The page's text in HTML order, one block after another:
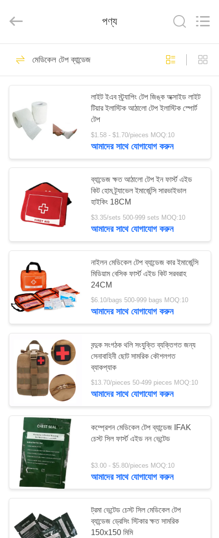
পণ্য
আমাদের
সম্বন্ধে
কারখানা
গুণমান
নিয়ন্ত্রণ
আমাদের
সাথে
যোগাযোগ
খবর
মামলা
একটি
উদ্ধৃতি
অনুরোধ
করুন
সাইট
ম্যাপ
গোপনীয়তা
নীতি
Co.,
Reserved.
ভ্রমণ ফার্স্ট এইড কিট
138
পোর্টেবল ফার্স্ট এইড কিট
77
কৌশলগত প্রাথমিক চিকিৎসা
কিট
45
পিল ডিসপেনসার বক্স
প্রাথমিক চিকিৎসা সরঞ্জাম
সরবরাহ
পণ্য
মেডিকেল টেপ ব্যান্ডেজ
লাইট ইএব স্ট্র্যাপিং টেপ জিঙ্ক অক্সাইড লাইট
টিয়ার ইলাস্টিক আঠালো টেপ ইলাস্টিক স্পোর্ট
টেপ
$1.58 - $1.70/pieces MOQ:10
আমাদের সাথে যোগাযোগ করুন
ব্যান্ডেজ ক্ষত আঠালো টেপ ইন ফার্স্ট এইড
কিট হোম ট্র্যাভেল ইমার্জেন্সি সারভাইভাল
হাইকিং 18CM
$3.35/sets 500-999 sets MOQ:10
আমাদের সাথে যোগাযোগ করুন
নাইলন মেডিকেল টেপ ব্যান্ডেজ কার ইমার্জেন্সি
মিডিয়াম বেসিক ফার্স্ট এইড কিট সরবরাহ
24CM
$6.10/bags 500-999 bags MOQ:10
আমাদের সাথে যোগাযোগ করুন
বন্দুক সংগঠক থলি সংযুক্তি ব্যক্তিগত জন্য
সেনাবাহিনী ছোট সামরিক কৌশলগত
ব্যাকপ্যাক
$13.70/pieces 50-499 pieces MOQ:10
আমাদের সাথে যোগাযোগ করুন
কম্প্রেশন মেডিকেল টেপ ব্যান্ডেজ IFAK
চেস্ট সিল ফার্স্ট এইড নন ভেন্টেড
$3.00 - $5.80/pieces MOQ:10
আমাদের সাথে যোগাযোগ করুন
ট্রমা ভেন্টেড চেস্ট সিল মেডিকেল টেপ
ব্যান্ডেজ ড্রেসিং স্টিকার ক্ষত সামরিক
150x150 মিমি